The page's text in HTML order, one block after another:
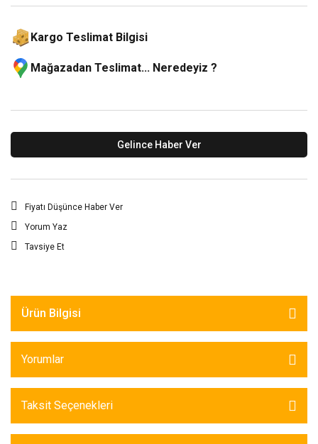
Kargo Teslimat Bilgisi
Mağazadan Teslimat... Neredeyiz ?
Gelince Haber Ver
Fiyatı Düşünce Haber Ver
Yorum Yaz
Tavsiye Et
Ürün Bilgisi
Yorumlar
Taksit Seçenekleri